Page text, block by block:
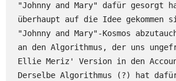
"Johnny and Mary" dafür gesorgt
überhaupt auf die Idee gekommen
"Johnny and Mary"-Kosmos
an den Algorithmus, der uns
Ellie Meriz' Version in den
Derselbe Algorithmus (?) hat